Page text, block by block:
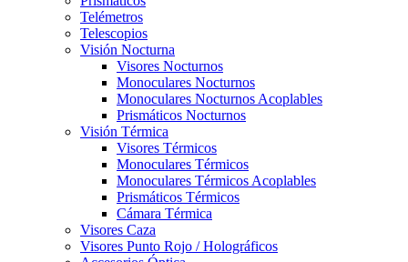
Telémetros
Telescopios
Visión Nocturna
Visores Nocturnos
Monoculares Nocturnos
Monoculares Nocturnos Acoplables
Prismáticos Nocturnos
Visión Térmica
Visores Térmicos
Monoculares Térmicos
Monoculares Térmicos Acoplables
Prismáticos Térmicos
Cámara Térmica
Visores Caza
Visores Punto Rojo / Holográficos